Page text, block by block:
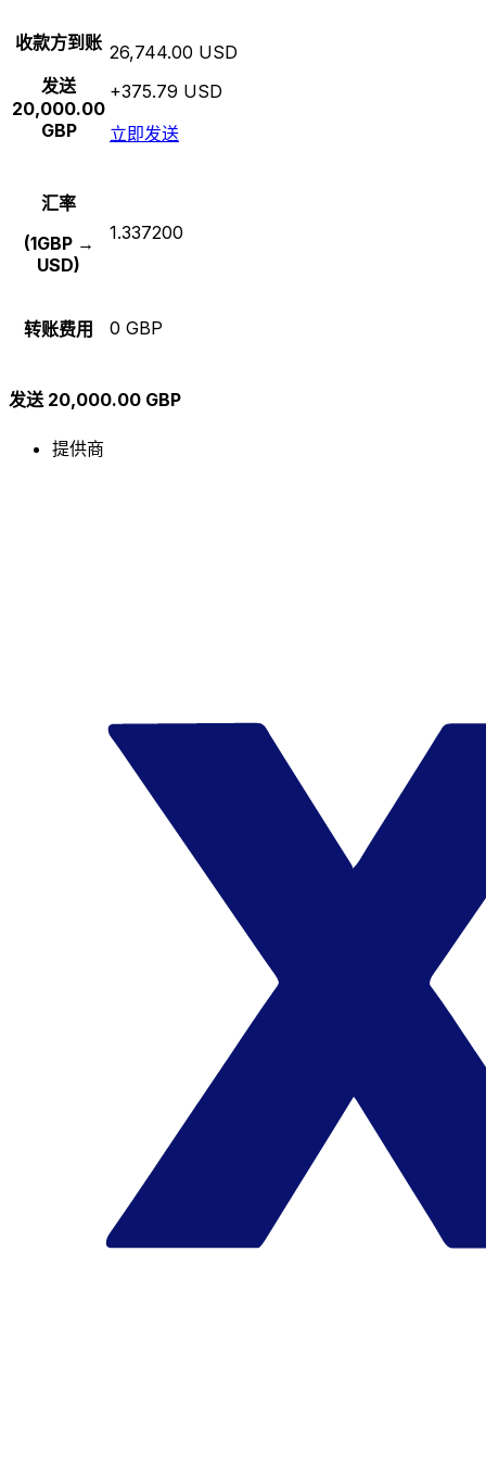
收款方到账
发送
20,000.00
GBP
26,744.00 USD
+375.79 USD
立即发送
汇率
(1GBP →
USD)
1.337200
转账费用 0 GBP
发送 20,000.00 GBP
提供商